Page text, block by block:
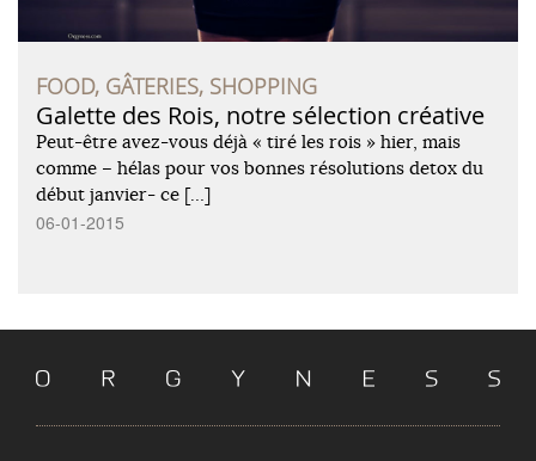
FOOD, GÂTERIES, SHOPPING
Galette des Rois, notre sélection créative
Peut-être avez-vous déjà « tiré les rois » hier, mais
comme – hélas pour vos bonnes résolutions detox du
début janvier- ce […]
06-01-2015